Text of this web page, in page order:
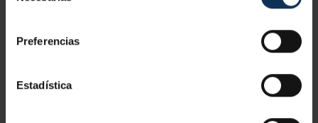
Preferencias
Estadística